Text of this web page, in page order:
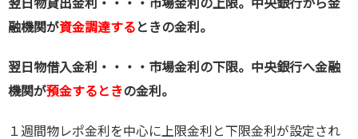
融機関が資金調達する ときの金利。
翌日物借入金利・・・・市場金利の下限。中央銀行へ金融
機関が預金するときの金利。
１週間物レポ金利を中心に上限金利と下限金利が設定され